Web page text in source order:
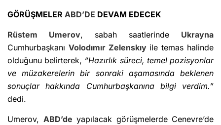
GÖRÜŞMELER ABD’DE DEVAM EDECEK
Rüstem Umerov, sabah saatlerinde Ukrayna
Cumhurbaşkanı Volodımır Zelenskıyile temas halinde
olduğunu belirterek, “Hazırlık süreci, temel pozisyonlar
ve müzakerelerin bir sonraki aşamasında beklenen
sonuçlar hakkında Cumhurbaşkanına bilgi verdim.”
dedi.
Umerov, ABD’de yapılacak görüşmelerde Cenevre’de